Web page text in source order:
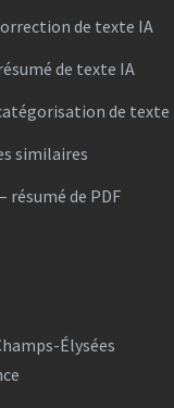
de texte IA
de texte IA
de texte
similaires
résumé de PDF
Élysées